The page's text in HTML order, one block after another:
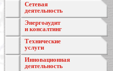
Сетевая
деятельность
Энергоаудит
и консалтинг
Технические
услуги
Инновационная
деятельность